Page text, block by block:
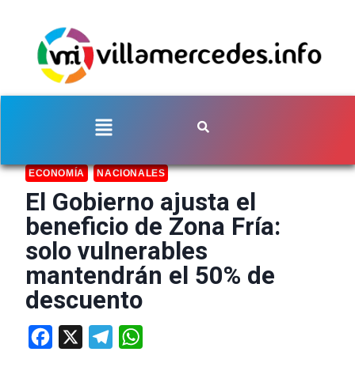
ECONOMÍA NACIONALES
El Gobierno ajusta el
beneficio de Zona Fría:
solo vulnerables
mantendrán el 50% de
descuento
Facebook Telegram